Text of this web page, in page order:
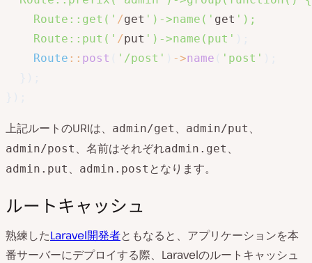
    Route::get('
/get ')->name(' get ');
    Route::put('
/put ')->name(put'
Route :: post '/post' ->name 'post'
上記ルートのURIは、 admin/get 、 admin/put 、
admin/post 、名前はそれぞれadmin.get 、
admin.put 、 admin.post となります。
ルートキャッシュ
熟練したLaravel開発者ともなると、アプリケーションを本
番サーバーにデプロイする際、Laravelのルートキャッシュ